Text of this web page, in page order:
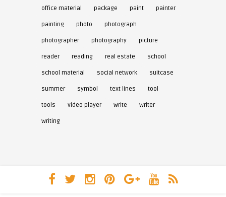
office material package paint painter
painting photo photograph
photographer photography picture
reader reading real estate school
school material social network suitcase
summer symbol text lines tool
tools video player write writer
writing